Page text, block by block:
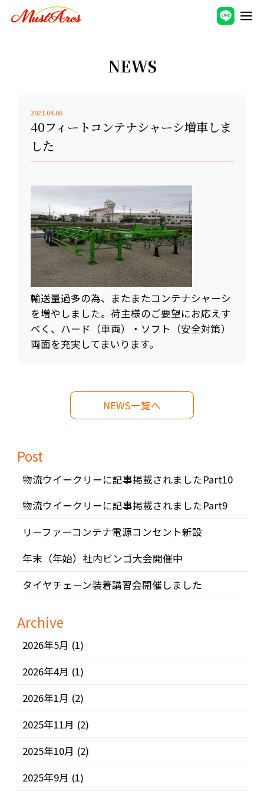
NEWS
2021.04.06
40フィートコンテナシャーシ増車しま
した
輸送量過多の為、またまたコンテナシャーシ
を増やしました。荷主様のご要望にお応えす
べく、ハード（車両）・ソフト（安全対策）
両面を充実してまいります。
NEWS一覧へ
Post
物流ウイークリーに記事掲載されましたPart10
物流ウイークリーに記事掲載されましたPart9
リーファーコンテナ電源コンセント新設
年末（年始）社内ビンゴ大会開催中
タイヤチェーン装着講習会開催しました
Archive
2026年5月 (1)
2026年4月 (1)
2026年1月 (2)
2025年11月 (2)
2025年10月 (2)
2025年9月 (1)